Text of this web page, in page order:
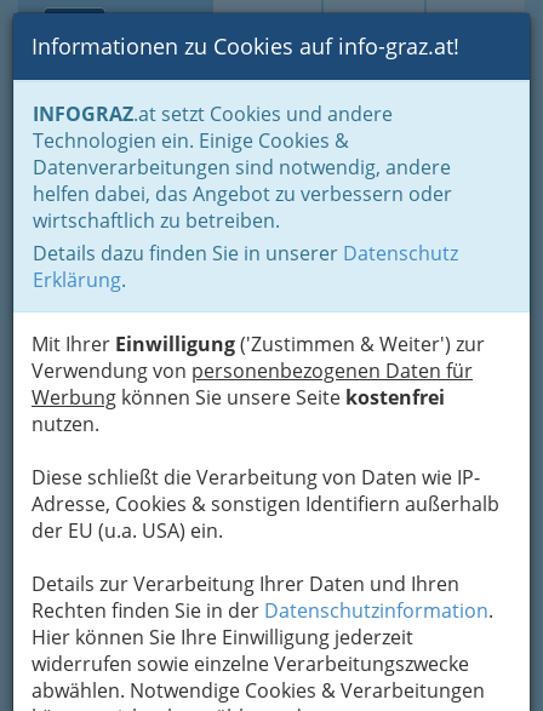
Suche Login Toggle
Informationen zu Cookies auf info-graz.at!
INFOGRAZ.at setzt Cookies und andere
Technologien ein. Einige Cookies &
Datenverarbeitungen sind notwendig, andere
helfen dabei, das Angebot zu verbessern oder
wirtschaftlich zu betreiben.
Details dazu finden Sie in unserer Datenschutz
Erklärung.
Mit Ihrer Einwilligung('Zustimmen & Weiter') zur
Verwendung von personenbezogenen Daten für
Werbung können Sie unsere Seite kostenfrei
nutzen.
Diese schließt die Verarbeitung von Daten wie IP-
Adresse, Cookies & sonstigen Identifiern außerhalb
der EU (u.a. USA) ein.
Details zur Verarbeitung Ihrer Daten und Ihren
Rechten finden Sie in der Datenschutzinformation.
Hier können Sie Ihre Einwilligung jederzeit
widerrufen sowie einzelne Verarbeitungszwecke
abwählen. Notwendige Cookies & Verarbeitungen
Home Branchen
Eduard Ulreich
Jakob-Gschiel-Gasse 8, 8052 Graz-Wetzelsdorf
+43 316 586 448
+43 316 586 448
Karte
Kontaktaufnahme
Um die Info-Graz Firmenvor Spam-Mails zu
bewahren, verwenden wir an dieser Stelle zur
Übermittlung Ihrer Nachricht ein sicheres
Formular. Ihre Nachricht wird nach dem
Absenden umgehend per Mail an das